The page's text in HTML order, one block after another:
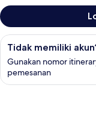
Tidak memiliki
Gunakan nomor
pemesanan
Cari pemesanan Anda